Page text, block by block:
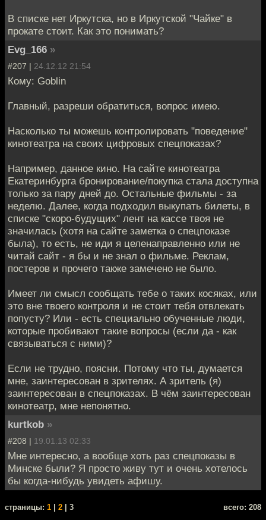
В списке нет Иркутска, но в Иркутской "Чайке" в
прокате стоит. Как это понимать?
Evg_166 »
#207 | 24.12.12 21:54
Кому: Goblin
Главный, разреши обратиться, вопрос имею.
Насколько ты можешь контролировать "поведение"
кинотеатра на своих цифровых спецпоказах?
Например, данное кино. На сайте кинотеатра
Екатеринбурга бронирование/покупка стала доступна
только за пару дней до. Остальные фильмы - за
неделю. Далее, когда подходил выкупать билеты, в
списке "скоро-будущих" лент на кассе твоя не
значилась (хотя на сайте заметка о спецпоказе
была), то есть, не иди я целенаправленно или не
читай сайт - я бы и не знал о фильме. Реклам,
постеров и прочего также замечено не было.
Имеет ли смысл сообщать тебе о таких косяках, или
это вне твоего контроля и не стоит тебя отвлекать
попусту? Или - есть специально обученные люди,
которые пробивают такие вопросы (если да - как
связываться с ними)?
Если не трудно, поясни. Потому что ты, думается
мне, заинтересован в зрителях. А зритель (я)
заинтересован в спецпоказах. В чём заинтересован
кинотеатр, мне непонятно.
kurtkob »
#208 | 19.01.13 02:33
Мне интересно, а вообще хоть раз спецпоказы в
Минске были? Я просто живу тут и очень хотелось
бы когда-нибудь увидеть афишу.
cтраницы: 1 2 | 3 всего: 208